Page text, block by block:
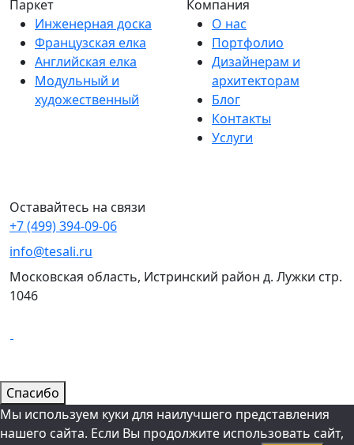
Паркет
Инженерная доска
Французская елка
Английская елка
Модульный и
художественный
Компания
О нас
Портфолио
Дизайнерам и
архитекторам
Блог
Контакты
Услуги
Оставайтесь на связи
+7 (499) 394-09-06
info@tesali.ru
Московская область, Истринский район д. Лужки стр.
1046
Спасибо
Мы используем куки для наилучшего представления
нашего сайта. Если Вы продолжите использовать сайт,